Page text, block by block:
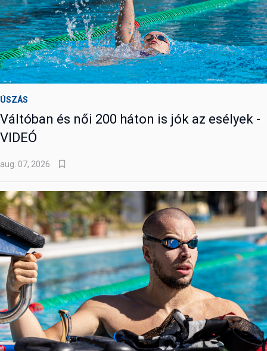
ÚSZÁS
Váltóban és női 200 háton is jók az esélyek -
VIDEÓ
aug. 07, 2026